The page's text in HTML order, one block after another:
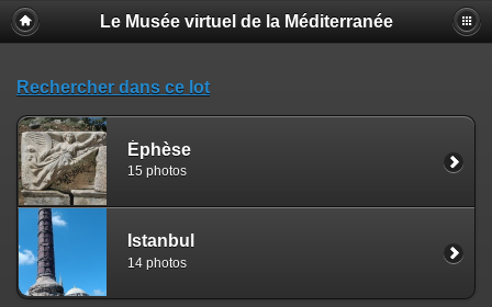
Le Musée virtuel de la Méditerranée
Rechercher dans ce lot
Éphèse
15 photos
Istanbul
14 photos